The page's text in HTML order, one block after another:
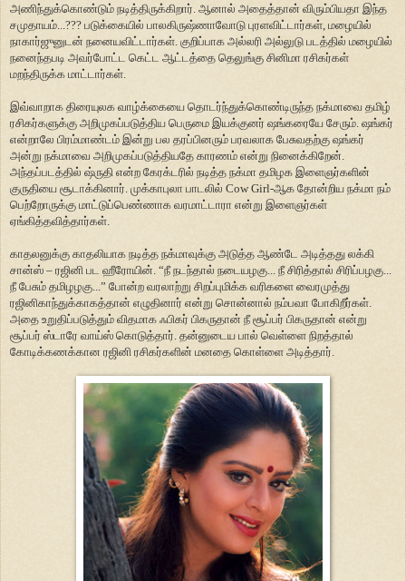
அணிந்துக்கொண்டும் நடித்திருக்கிறார். ஆனால் அதைத்தான் விரும்பியதா இந்த
சமுதாயம்...??? படுக்கையில் பாலகிருஷ்ணாவோடு புரளவிட்டார்கள், மழையில்
நாகார்ஜுனுடன் நனையவிட்டார்கள். குறிப்பாக அல்லரி அல்லுடு படத்தில் மழையில்
நனைந்தபடி அவர்போட்ட கெட்ட ஆட்டத்தை தெலுங்கு சினிமா ரசிகர்கள்
மறந்திருக்க மாட்டார்கள்.
இவ்வாறாக திரையுலக வாழ்க்கையை தொடர்ந்துக்கொண்டிருந்த நக்மாவை தமிழ்
ரசிகர்களுக்கு அறிமுகப்படுத்திய பெருமை இயக்குனர் ஷங்கரையே சேரும். ஷங்கர்
என்றாலே பிரம்மாண்டம் இன்று பல தரப்பினரும் பரவலாக பேசுவதற்கு ஷங்கர்
அன்று நக்மாவை அறிமுகப்படுத்தியதே காரணம் என்று நினைக்கிறேன்.
அந்தப்படத்தில் ஷ்ருதி என்ற கேரக்டரில் நடித்த நக்மா தமிழக இளைஞர்களின்
குருதியை சூடாக்கினார். முக்காபுலா பாடலில் Cow Girl-ஆக தோன்றிய நக்மா நம்
பெற்றோருக்கு மாட்டுப்பெண்ணாக வரமாட்டாரா என்று இளைஞர்கள்
ஏங்கித்தவித்தார்கள்.
காதலனுக்கு காதலியாக நடித்த நக்மாவுக்கு அடுத்த ஆண்டே அடித்தது லக்கி
சான்ஸ் – ரஜினி பட ஹீரோயின். “நீ நடந்தால் நடையழகு... நீ சிரித்தால் சிரிப்பழகு...
நீ பேசும் தமிழழகு...” போன்ற வரலாற்று சிறப்புமிக்க வரிகளை வைரமுத்து
ரஜினிகாந்துக்காகத்தான் எழுதினார் என்று சொன்னால் நம்பவா போகிறீர்கள்.
அதை உறுதிப்படுத்தும் விதமாக ஃபிகர் பிகருதான் நீ சூப்பர் பிகருதான் என்று
சூப்பர் ஸ்டாரே வாய்ஸ் கொடுத்தார். தன்னுடைய பால் வெள்ளை நிறத்தால்
கோடிக்கணக்கான ரஜினி ரசிகர்களின் மனதை கொள்ளை அடித்தார்.